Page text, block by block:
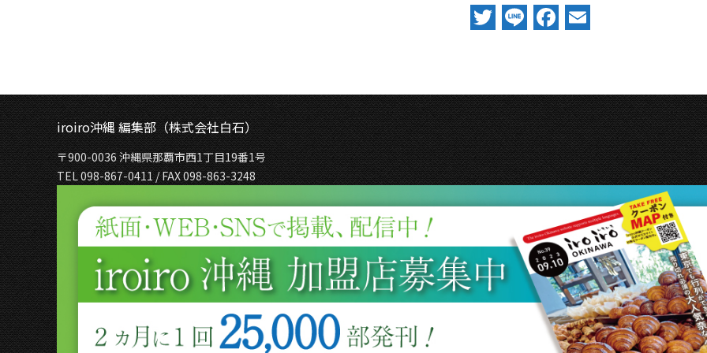
Twitter
LineFacebook
iroiro沖縄 編集部（株式会社白石）
〒900-0036 沖縄県那覇市西1丁目19番1号
TEL 098-867-0411 / FAX 098-863-3248